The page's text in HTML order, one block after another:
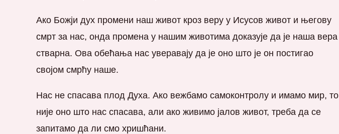
Ако Божји дух промени наш живот кроз веру у Исусов живот и његову
смрт за нас, онда промена у нашим животима доказује да је наша вера
стварна. Ова обећања нас уверавају да је оно што је он постигао
својом смрћу наше.
Нас не спасава плод Духа. Ако вежбамо самоконтролу и имамо мир, то
није оно што нас спасава, али ако живимо јалов живот, треба да се
запитамо да ли смо хришћани.